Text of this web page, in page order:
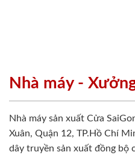
Nhà máy -
Nhà máy sản xuất Cửa
Xuân, Quận 12, TP.Hồ Chí
dây truyền sản xuất đồng bộ